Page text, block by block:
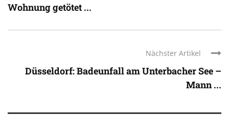
Wohnung getötet ...
Nächster Artikel
Düsseldorf: Badeunfall am Unterbacher See –
Mann ...